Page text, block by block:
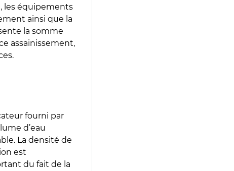
les équipements
ainsi que la
la somme
assainissement,
fourni par
d’eau
La densité de
est
du fait de la